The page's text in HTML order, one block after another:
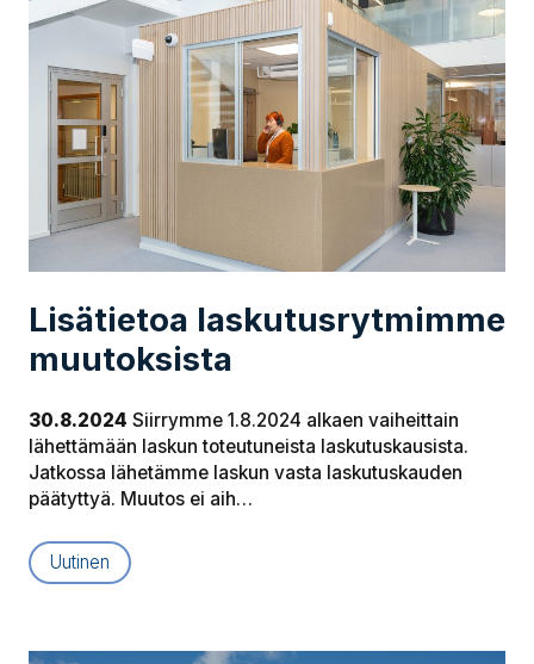
Lisätietoa las­ku­tus­ryt­mim­me
muutoksista
30.8.2024 Siirrymme 1.8.2024 alkaen vaiheittain
lähettämään laskun toteutuneista laskutuskausista.
Jatkossa lähetämme laskun vasta laskutuskauden
päätyttyä. Muutos ei aih…
Uutinen